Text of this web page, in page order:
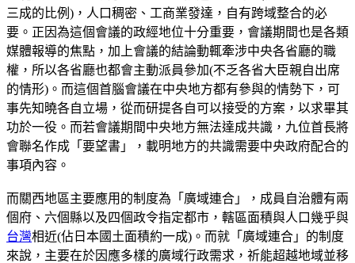
三成的比例)，人口稠密、工商業發達，自有跨域整合的必
要。正因為這個會議的政經地位十分重要，會議期間也是各類
媒體報導的焦點，加上會議的結論動輒牽涉中央各省廳的職
權，所以各省廳也都會主動派員參加(不乏各省大臣親自出席
的情形)。而這個首腦會議在中央地方都有參與的情勢下，可
事先知曉各自立場，從而研提各自可以接受的方案，以求畢其
功於一役。而若會議期間中央地方無法達成共識，九位首長將
會聯名作成「要望書」，載明地方的共識需要中央政府配合的
事項內容。
而關西地區主要應用的制度為「廣域連合」，成員自治體有兩
個府、六個縣以及四個政令指定都市，轄區面積與人口幾乎與
台灣相近(佔日本國土面積約一成)。而就「廣域連合」的制度
來說，主要在於因應多樣的廣域行政需求，祈能超越地域並移